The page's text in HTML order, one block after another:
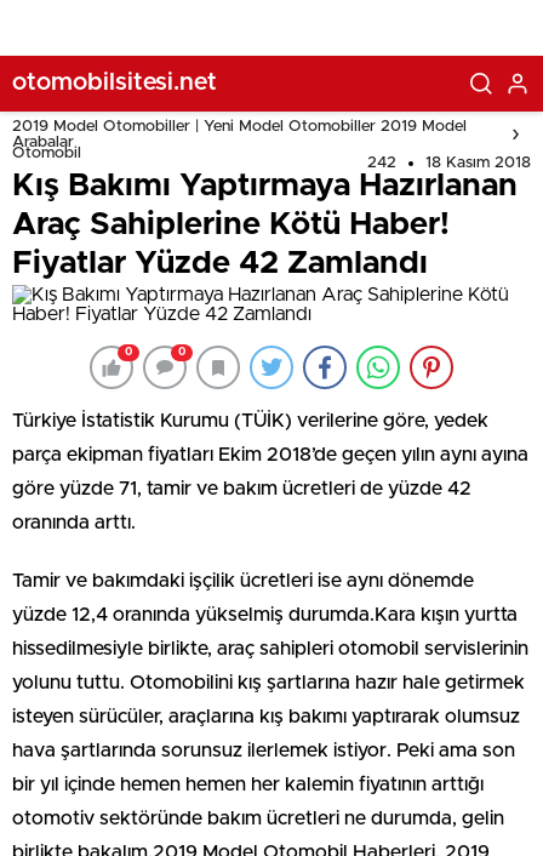
otomobilsitesi.net
2019 Model Otomobiller | Yeni Model Otomobiller 2019 Model
Arabalar
Otomobil
242 18 Kasım 2018
Kış Bakımı Yaptırmaya Hazırlanan
Araç Sahiplerine Kötü Haber!
Fiyatlar Yüzde 42 Zamlandı
0 0
Türkiye İstatistik Kurumu (TÜİK) verilerine göre, yedek
parça ekipman fiyatları Ekim 2018’de geçen yılın aynı ayına
göre yüzde 71, tamir ve bakım ücretleri de yüzde 42
oranında arttı.
Tamir ve bakımdaki işçilik ücretleri ise aynı dönemde
yüzde 12,4 oranında yükselmiş durumda.Kara kışın yurtta
hissedilmesiyle birlikte, araç sahipleri otomobil servislerinin
yolunu tuttu. Otomobilini kış şartlarına hazır hale getirmek
isteyen sürücüler, araçlarına kış bakımı yaptırarak olumsuz
hava şartlarında sorunsuz ilerlemek istiyor. Peki ama son
bir yıl içinde hemen hemen her kalemin fiyatının arttığı
otomotiv sektöründe bakım ücretleri ne durumda, gelin